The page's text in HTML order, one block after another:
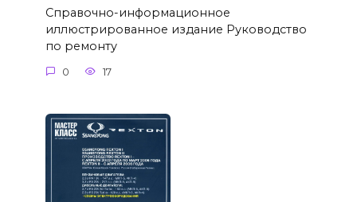
Справочно-информационное
иллюстрированное издание Руководство
по ремонту
0 17